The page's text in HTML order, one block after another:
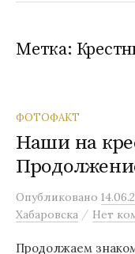
Метка:
ФОТОФАКТ
Наши на
Опубликовано
Хабаровска / Нет
Продолжаем